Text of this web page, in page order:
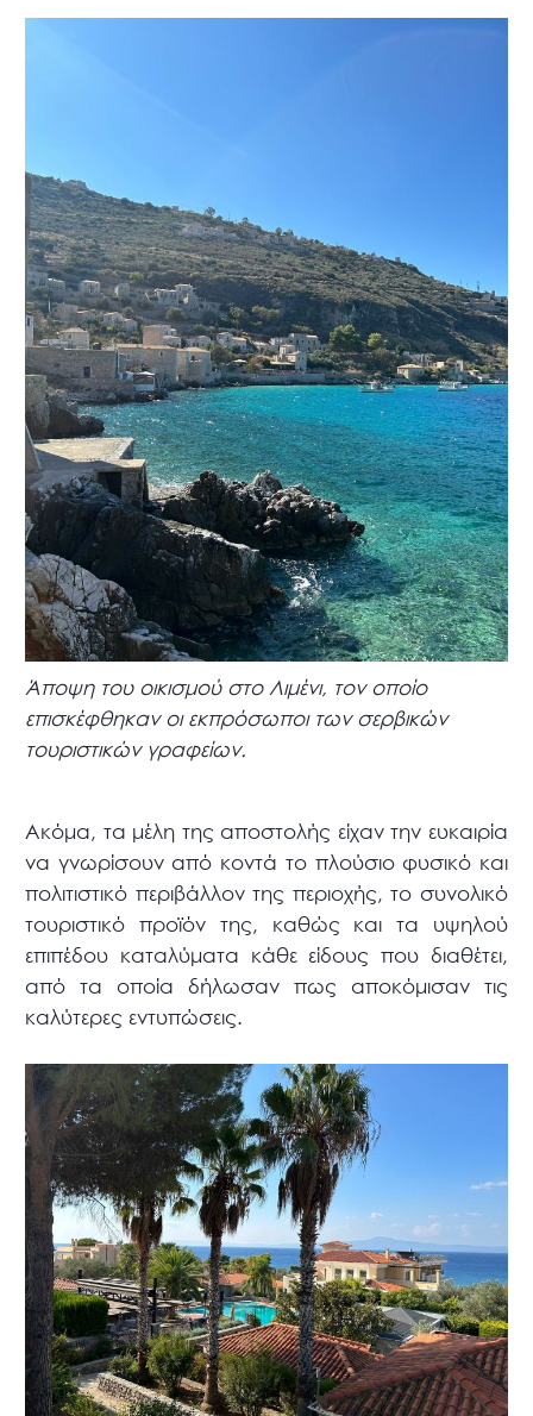
Άποψη του οικισμού στο Λιμένι, τον οποίο
επισκέφθηκαν οι εκπρόσωποι των σερβικών
τουριστικών γραφείων.
Ακόμα, τα μέλη της αποστολής είχαν την ευκαιρία
να γνωρίσουν από κοντά το πλούσιο φυσικό και
πολιτιστικό περιβάλλον της περιοχής, το συνολικό
τουριστικό προϊόν της, καθώς και τα υψηλού
επιπέδου καταλύματα κάθε είδους που διαθέτει,
από τα οποία δήλωσαν πως αποκόμισαν τις
καλύτερες εντυπώσεις.